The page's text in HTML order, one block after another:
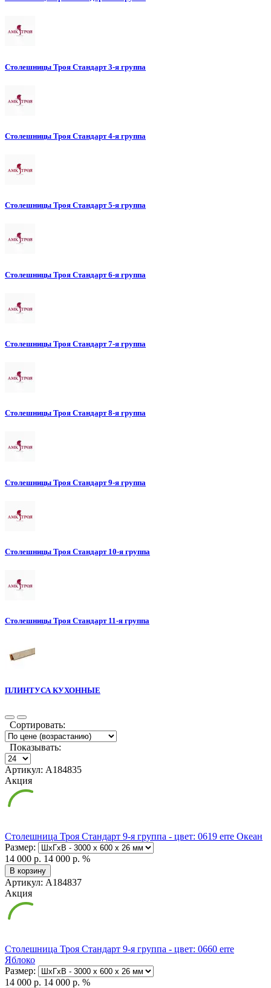
Столешницы Троя Стандарт 3-я группа
Столешницы Троя Стандарт 4-я группа
Столешницы Троя Стандарт 5-я группа
Столешницы Троя Стандарт 6-я группа
Столешницы Троя Стандарт 7-я группа
Столешницы Троя Стандарт 8-я группа
Столешницы Троя Стандарт 9-я группа
Столешницы Троя Стандарт 10-я группа
Столешницы Троя Стандарт 11-я группа
ПЛИНТУСА КУХОННЫЕ
Сортировать:
Показывать:
Артикул: А184835
Акция
Столешница Троя Стандарт 9-я группа - цвет: 0619 erre Океан
Размер:
14 000 р. 14 000 р. %
В корзину
Артикул: А184837
Акция
Столешница Троя Стандарт 9-я группа - цвет: 0660 erre
Яблоко
Размер:
14 000 р. 14 000 р. %